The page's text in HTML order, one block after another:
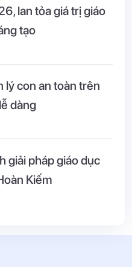
lan tỏa giá trị giáo
tạo
lý con an toàn trên
dàng
giải pháp giáo dục
Kiếm